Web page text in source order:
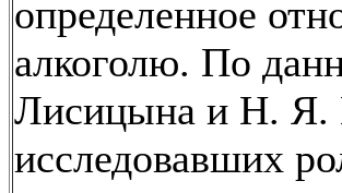
определенное
алкоголю. По
Лисицына и Н. Я.
исследовавших